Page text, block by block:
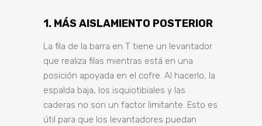
1. MÁS AISLAMIENTO POSTERIOR
La fila de la barra en T tiene un levantador
que realiza filas mientras está en una
posición apoyada en el cofre. Al hacerlo, la
espalda baja, los isquiotibiales y las
caderas no son un factor limitante. Esto es
útil para que los levantadores puedan